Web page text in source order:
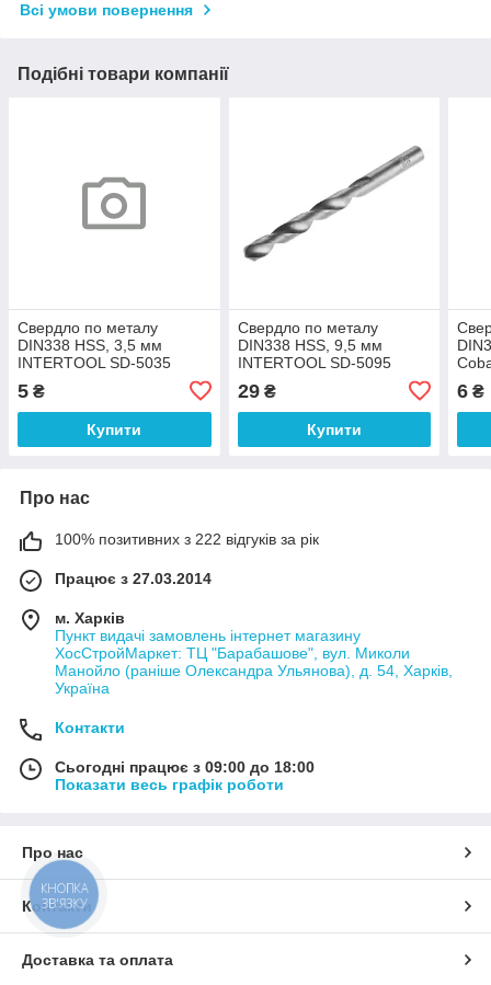
Всі умови повернення
Подібні товари компанії
Свердло по металу
DIN338 HSS, 3,5 мм
INTERTOOL SD-5035
5 ₴
Купити
Свердло по металу
DIN338 HSS, 9,5 мм
INTERTOOL SD-5095
29₴
Купити
6 ₴
Про нас
100% позитивних з 222 відгуків за рік
Працює з 27.03.2014
м. Харків
Пункт видачі замовлень інтернет магазину
ХосСтройМаркет: ТЦ "Барабашове", вул. Миколи
Манойло (раніше Олександра Ульянова), д. 54, Харків,
Україна
Контакти
Сьогодні працює з 09:00 до 18:00
Показати весь графік роботи
Про нас
Контакти
Доставка та оплата
КНОПКА
ЗВ'ЯЗКУ